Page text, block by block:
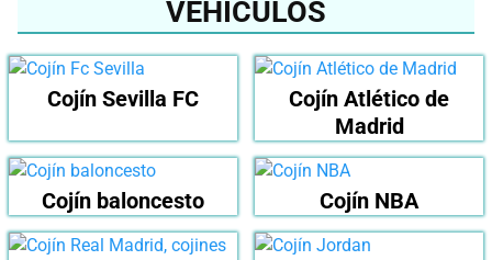
VEHÍCULOS
Cojín Sevilla FC
Cojín Atlético de
Madrid
Cojín baloncesto Cojín NBA